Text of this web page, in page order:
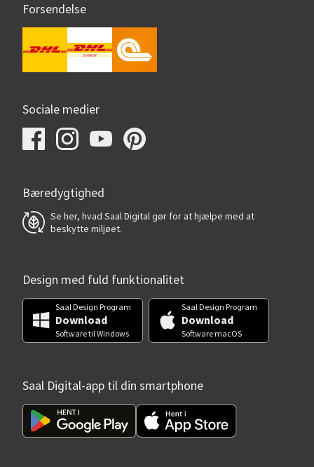
Forsendelse
Sociale medier
Bæredygtighed
Se her, hvad Saal Digital gør for at hjælpe med at
beskytte miljøet.
Design med fuld funktionalitet
Saal Design Program
Download
Software til Windows
Saal Design Program
Download
Software macOS
Saal Digital-app til din smartphone